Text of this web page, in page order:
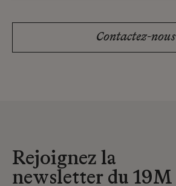
Contactez-nous
Rejoignez la
newsletter du 19M